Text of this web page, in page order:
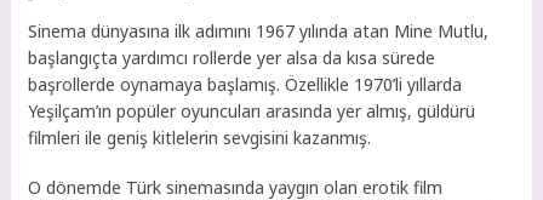
Sinema dünyasına ilk adımını 1967 yılında atan Mine Mutlu,
başlangıçta yardımcı rollerde yer alsa da kısa sürede
başrollerde oynamaya başlamış. Özellikle 1970’li yıllarda
Yeşilçam’ın popüler oyuncuları arasında yer almış, güldürü
filmleri ile geniş kitlelerin sevgisini kazanmış.
O dönemde Türk sinemasında yaygın olan erotik film